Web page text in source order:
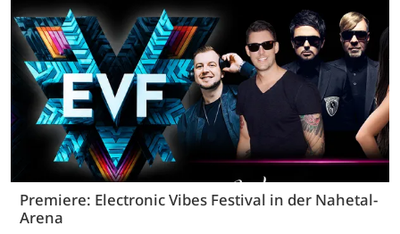
Premiere: Electronic Vibes Festival in der Nahetal-
Arena